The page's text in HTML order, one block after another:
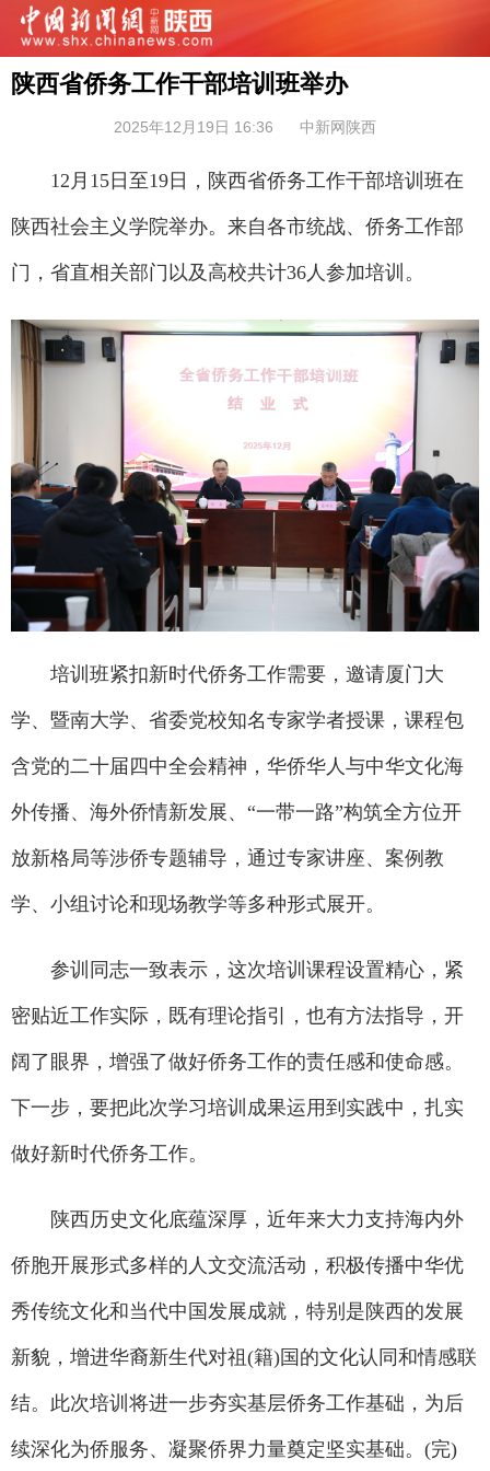
陕西省侨务工作干部培训班举办
2025年12月19日 16:36 中新网陕西
12月15日至19日，陕西省侨务工作干部培训班在
陕西社会主义学院举办。来自各市统战、侨务工作部
门，省直相关部门以及高校共计36人参加培训。
培训班紧扣新时代侨务工作需要，邀请厦门大
学、暨南大学、省委党校知名专家学者授课，课程包
含党的二十届四中全会精神，华侨华人与中华文化海
外传播、海外侨情新发展、“一带一路”构筑全方位开
放新格局等涉侨专题辅导，通过专家讲座、案例教
学、小组讨论和现场教学等多种形式展开。
参训同志一致表示，这次培训课程设置精心，紧
密贴近工作实际，既有理论指引，也有方法指导，开
阔了眼界，增强了做好侨务工作的责任感和使命感。
下一步，要把此次学习培训成果运用到实践中，扎实
做好新时代侨务工作。
陕西历史文化底蕴深厚，近年来大力支持海内外
侨胞开展形式多样的人文交流活动，积极传播中华优
秀传统文化和当代中国发展成就，特别是陕西的发展
新貌，增进华裔新生代对祖(籍)国的文化认同和情感联
结。此次培训将进一步夯实基层侨务工作基础，为后
续深化为侨服务、凝聚侨界力量奠定坚实基础。(完)